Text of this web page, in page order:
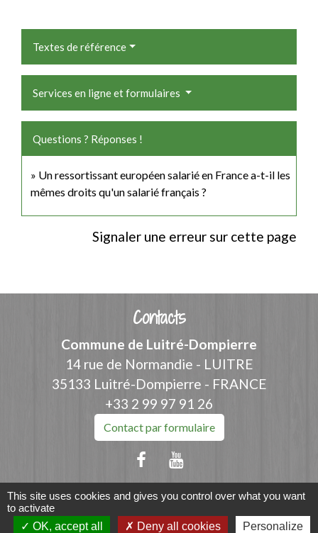
Textes de référence
Services en ligne et formulaires
Questions ? Réponses !
Un ressortissant européen salarié en France a-t-il les
mêmes droits qu'un salarié français ?
Signaler une erreur sur cette page
Contacts
Commune de Luitré-Dompierre
14 rue de Normandie - LUITRE
35133 Luitré-Dompierre - FRANCE
+33 2 99 97 91 26
Contact par formulaire
Liens
This site uses cookies and gives you control over what you want
to activate
OK, accept all
Deny all cookies Personalize